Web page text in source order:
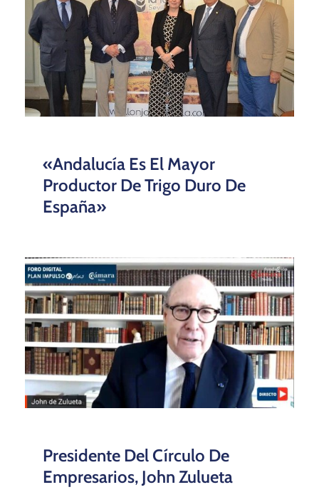
«Andalucía Es El Mayor
Productor De Trigo Duro De
España»
Presidente Del Círculo De
Empresarios, John Zulueta